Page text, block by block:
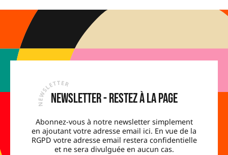
Newsletter - Restez à la page
Abonnez-vous à notre newsletter simplement
en ajoutant votre adresse email ici. En vue de la
RGPD votre adresse email restera confidentielle
et ne sera divulguée en aucun cas.